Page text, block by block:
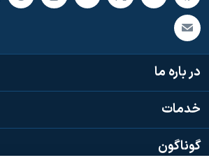
در باره ما
خدمات
گوناگون